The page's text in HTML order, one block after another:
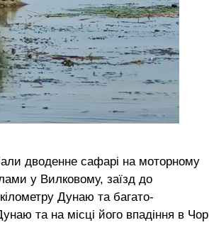
дводенне сафарі на моторному
у Вилковому, заїзд до
Дунаю та багато-
та на місці його впадіння в